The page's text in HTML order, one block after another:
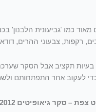
כמו 'גביעונית הלבנון'
רקפות, צבעוני ההרים,
תקציב אבל הסקר
לעקוב אחר התפתחותם
– סקר גיאופיטים 2012: